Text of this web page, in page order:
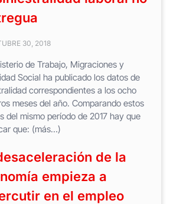
30, 2018
de Trabajo, Migraciones y
Social ha publicado los datos de
correspondientes a los ocho
meses del año. Comparando estos
del mismo período de 2017 hay que
que: (más…)
de la
empieza a
en el empleo